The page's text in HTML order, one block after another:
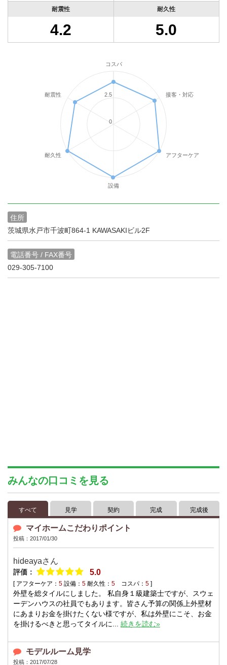
耐震性
4.2
耐久性
5.0
コスパ
接客・対応
アフターケア
設備
耐久性
耐震性
0
2.5
住所
茨城県水戸市千波町864-1 KAWASAKIビル2F
電話番号 / FAX番号
029-305-7100
みんなの口コミを見る
すべて 見学 契約 完成 完成後
マイホームこだわりポイント
投稿：2017/01/30
hideayaさん
評価： 5.0
[ アフターケア： 5 設備： 5 耐久性： 5 コスパ： 5 ]
外壁を総タイルにしました。 私自身１級建築士ですが、スウェ
ーデンハウスの社員でもあります。皆さん予算の関係上外壁材
にあまりお金を掛けたくない様ですが、私は外壁にこそ、お金
を掛けるべきと思ってタイルに... 続きを読む»
モデルルーム見学
投稿：2017/07/28